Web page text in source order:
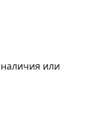
или